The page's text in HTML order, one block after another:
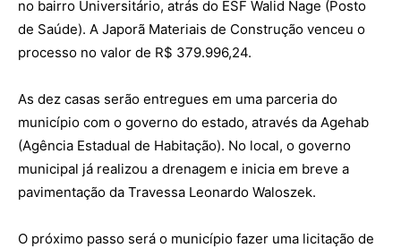
no bairro Universitário, atrás do ESF Walid Nage (Posto
de Saúde). A Japorã Materiais de Construção venceu o
processo no valor de R$ 379.996,24.
As dez casas serão entregues em uma parceria do
município com o governo do estado, através da Agehab
(Agência Estadual de Habitação). No local, o governo
municipal já realizou a drenagem e inicia em breve a
pavimentação da Travessa Leonardo Waloszek.
O próximo passo será o município fazer uma licitação de